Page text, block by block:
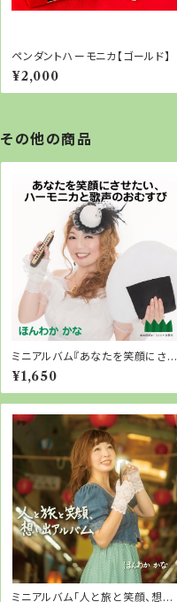
ペンダントハーモニカ【ゴールド】
¥2,000
その他の商品
ミニアルバム『あなたを笑顔にさせ
たい、ハーモニカと歌声のおむす
び』
¥1,650
ミニアルバム「人と旅と笑顔、想い